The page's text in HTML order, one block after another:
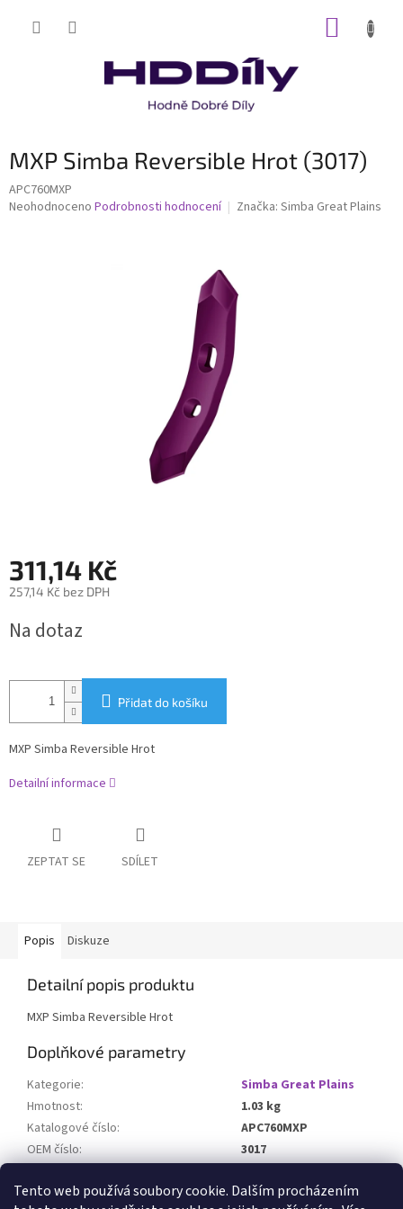
Tento web používá soubory cookie. Dalším procházením
MXP Simba Reversible Hrot (3017)
APC760MXP
Průměrné
Neohodnoceno Podrobnosti hodnocení Značka: Simba Great Plains
311,14 Kč
257,14 Kč bez DPH
cena:
Na dotaz
Přidat do košíku
MXP Simba Reversible Hrot
Detailní informace
ZEPTAT SE SDÍLET
Popis Diskuze
Detailní popis produktu
MXP Simba Reversible Hrot
Doplňkové parametry
Kategorie:
Simba Great Plains
Hmotnost:
1.03 kg
Katalogové číslo:
APC760MXP
OEM číslo:
3017
HD varianta s břity z karbidu wolframu
NE